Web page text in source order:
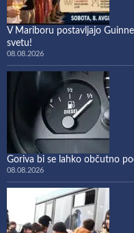
V Mariboru postavljajo
svetu!
08.08.2026
Goriva bi se lahko občutno
08.08.2026